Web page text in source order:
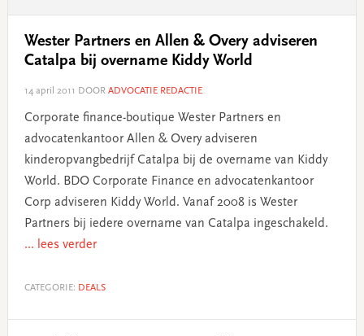
Wester Partners en Allen & Overy adviseren
Catalpa bij overname Kiddy World
14 april 2011 DOOR ADVOCATIE REDACTIE
Corporate finance-boutique Wester Partners en
advocatenkantoor Allen & Overy adviseren
kinderopvangbedrijf Catalpa bij de overname van Kiddy
World. BDO Corporate Finance en advocatenkantoor
Corp adviseren Kiddy World. Vanaf 2008 is Wester
Partners bij iedere overname van Catalpa ingeschakeld.
... lees verder
CATEGORIE: DEALS